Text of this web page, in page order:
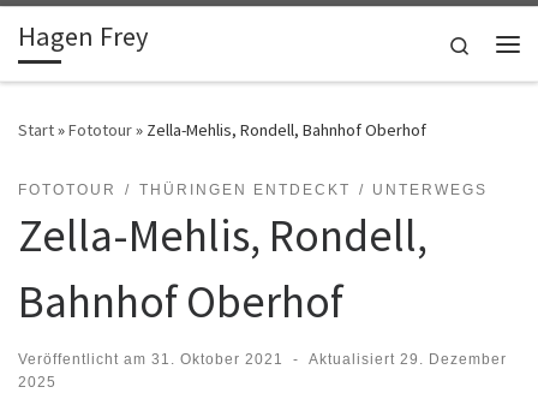
Zum Inhalt springen
Hagen Frey
Search
Start»Fototour» Zella-Mehlis, Rondell, Bahnhof Oberhof
FOTOTOUR THÜRINGEN ENTDECKT UNTERWEGS
Zella-Mehlis, Rondell,
Bahnhof Oberhof
Veröffentlicht am 31. Oktober 2021 - Aktualisiert 29. Dezember
2025